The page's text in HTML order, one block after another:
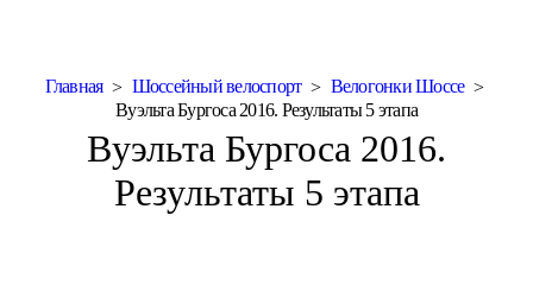
Главная Шоссейный велоспорт
Велогонки Шоссе
Вуэльта Бургоса 2016. Результаты 5 этапа
Вуэльта Бургоса 2016.
Результаты 5 этапа